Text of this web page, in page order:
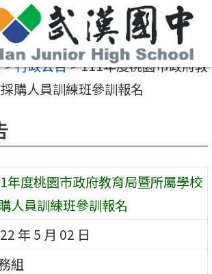
>行政公告>111年度桃園市政府教
購人員訓練班參訓報名
年度桃園市政府教育局暨所屬學校
人員訓練班參訓報名
年 5 月 02 日
組